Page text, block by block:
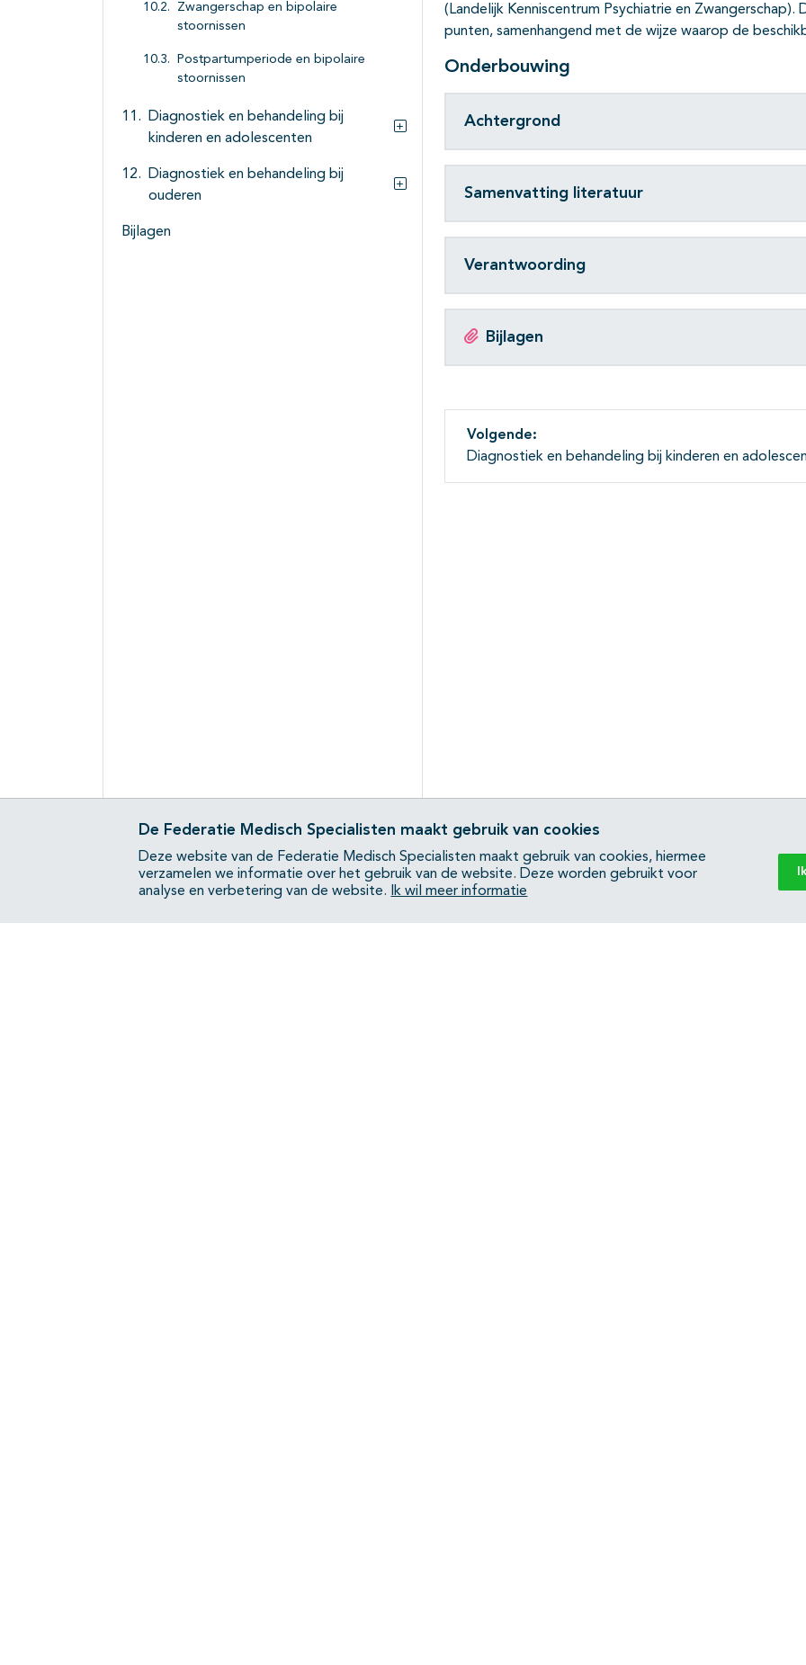
Zwangerschap en bipolaire
stoornissen
Postpartumperiode en bipolaire
stoornissen
Diagnostiek en behandeling bij
kinderen en adolescenten
Subpagina's open- en dichtklappen
Diagnostiek en behandeling bij
ouderen
Subpagina's open- en dichtklappen
Bijlagen
(Landelijk Kenniscentrum Psychiatrie en
punten, samenhangend met de wijze waarop de
Onderbouwing
Achtergrond
Samenvatting literatuur
Verantwoording
Bijlagen
Volgende:
Diagnostiek en behandeling bij kinderen en
De Federatie Medisch Specialisten maakt gebruik van cookies
Deze website van de Federatie Medisch Specialisten maakt gebruik van cookies, hiermee
verzamelen we informatie over het gebruik van de website. Deze worden gebruikt voor
analyse en verbetering van de website.
Ik wil meer informatie